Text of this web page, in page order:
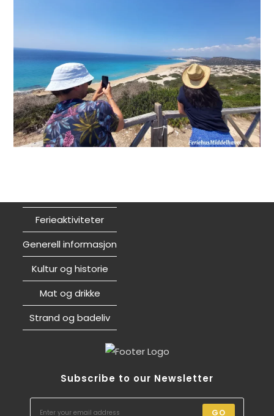
Ferieaktiviteter
Generell informasjon
Kultur og historie
Mat og drikke
Strand og badeliv
Subscribe to our Newsletter
GO